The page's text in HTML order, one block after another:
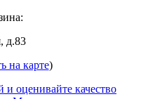
д.83
на карте)